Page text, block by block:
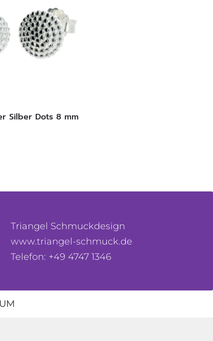
Silber Dots 8 mm
Triangel Schmuckdesign
www.triangel-schmuck.de
Telefon: +49 4747 1346